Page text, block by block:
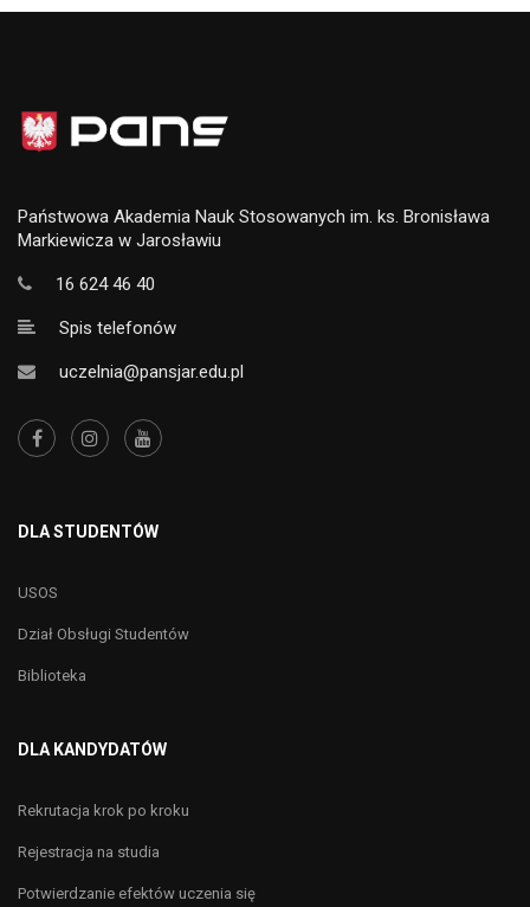
Państwowa Akademia Nauk Stosowanych im. ks. Bronisława
Markiewicza w Jarosławiu
16 624 46 40
Spis telefonów
uczelnia@pansjar.edu.pl
DLA STUDENTÓW
USOS
Dział Obsługi Studentów
Biblioteka
DLA KANDYDATÓW
Rekrutacja krok po kroku
Rejestracja na studia
Potwierdzanie efektów uczenia się